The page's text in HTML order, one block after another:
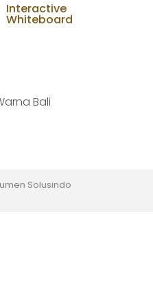
Interactive
Whiteboard
Bali
Solusindo